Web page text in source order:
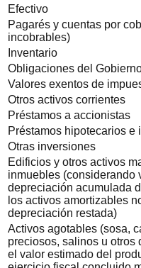
Efectivo
Pagarés y cuentas por
incobrables)
Inventario
Obligaciones del
Valores exentos de
Otros activos corrientes
Préstamos a accionistas
Préstamos hipotecarios e
Otras inversiones
Edificios y otros activos
inmuebles (considerando
depreciación acumulada
los activos amortizables
depreciación restada)
Activos agotables (sosa,
preciosos, salinos u
el valor estimado del